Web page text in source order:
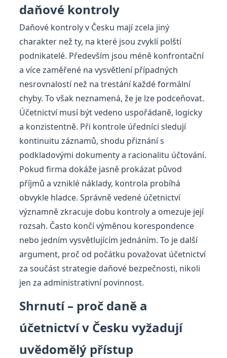
daňové kontroly
Daňové kontroly v Česku mají zcela jiný
charakter než ty, na které jsou zvyklí polští
podnikatelé. Především jsou méně konfrontační
a více zaměřené na vysvětlení případných
nesrovnalostí než na trestání každé formální
chyby. To však neznamená, že je lze podceňovat.
Účetnictví musí být vedeno uspořádaně, logicky
a konzistentně. Při kontrole úředníci sledují
kontinuitu záznamů, shodu přiznání s
podkladovými dokumenty a racionalitu účtování.
Pokud firma dokáže jasně prokázat původ
příjmů a vzniklé náklady, kontrola probíhá
obvykle hladce. Správně vedené účetnictví
významně zkracuje dobu kontroly a omezuje její
rozsah. Často končí výměnou korespondence
nebo jedním vysvětlujícím jednáním. To je další
argument, proč od počátku považovat účetnictví
za součást strategie daňové bezpečnosti, nikoli
jen za administrativní povinnost.
Shrnutí – proč daně a
účetnictví v Česku vyžadují
uvědomělý přístup